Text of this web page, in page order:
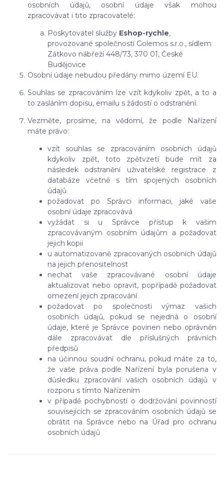
osobních údajů, osobní údaje však mohou
zpracovávat i tito zpracovatelé:
Poskytovatel služby Eshop-rychle,
provozované společností Golemos s.r.o., sídlem
Zátkovo nábřeží 448/73, 370 01, České
Budějovice
Osobní údaje nebudou předány mimo území EU.
Souhlas se zpracováním lze vzít kdykoliv zpět, a to a
to zasláním dopisu, emailu s žádostí o odstranění.
Vezměte, prosíme, na vědomí, že podle Nařízení
máte právo:
vzít souhlas se zpracováním osobních údajů
kdykoliv zpět, toto zpětvzetí bude mít za
následek odstranění uživatelské registrace z
databáze včetně s tím spojených osobních
údajů
požadovat po Správci informaci, jaké vaše
osobní údaje zpracovává
vyžádat si u Správce přístup k vašim
zpracovávaným osobním údajům a požadovat
jejich kopii
u automatizovaně zpracovaných osobních údajů
na jejich přenositelnost
nechat vaše zpracovávané osobní údaje
aktualizovat nebo opravit, popřípadě požadovat
omezení jejich zpracování
požadovat po společnosti výmaz vašich
osobních údajů, pokud se nejedná o osobní
údaje, které je Správce povinen nebo oprávněn
dále zpracovávat dle příslušných právních
předpisů
na účinnou soudní ochranu, pokud máte za to,
že vaše práva podle Nařízení byla porušena v
důsledku zpracování vašich osobních údajů v
rozporu s tímto Nařízením
v případě pochybností o dodržování povinností
souvisejících se zpracováním osobních údajů se
obrátit na Správce nebo na Úřad pro ochranu
osobních údajů